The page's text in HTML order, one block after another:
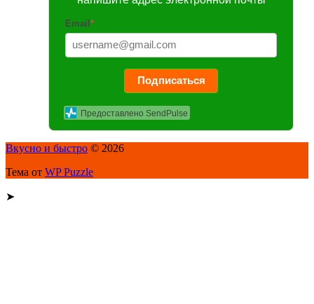
Email*
Подписаться
Предоставлено SendPulse
Вкусно и быстро © 2026
Тема от WP Puzzle
➤